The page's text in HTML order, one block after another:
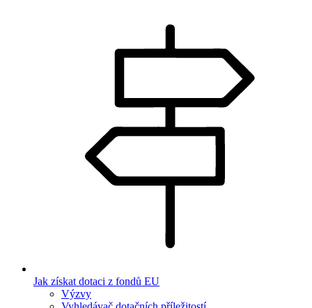
Jak získat dotaci z fondů EU
Výzvy